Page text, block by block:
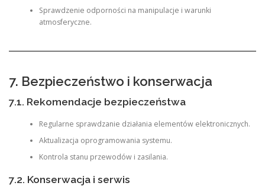
Sprawdzenie odporności na manipulacje i warunki
atmosferyczne.
7. Bezpieczeństwo i konserwacja
7.1. Rekomendacje bezpieczeństwa
Regularne sprawdzanie działania elementów elektronicznych.
Aktualizacja oprogramowania systemu.
Kontrola stanu przewodów i zasilania.
7.2. Konserwacja i serwis